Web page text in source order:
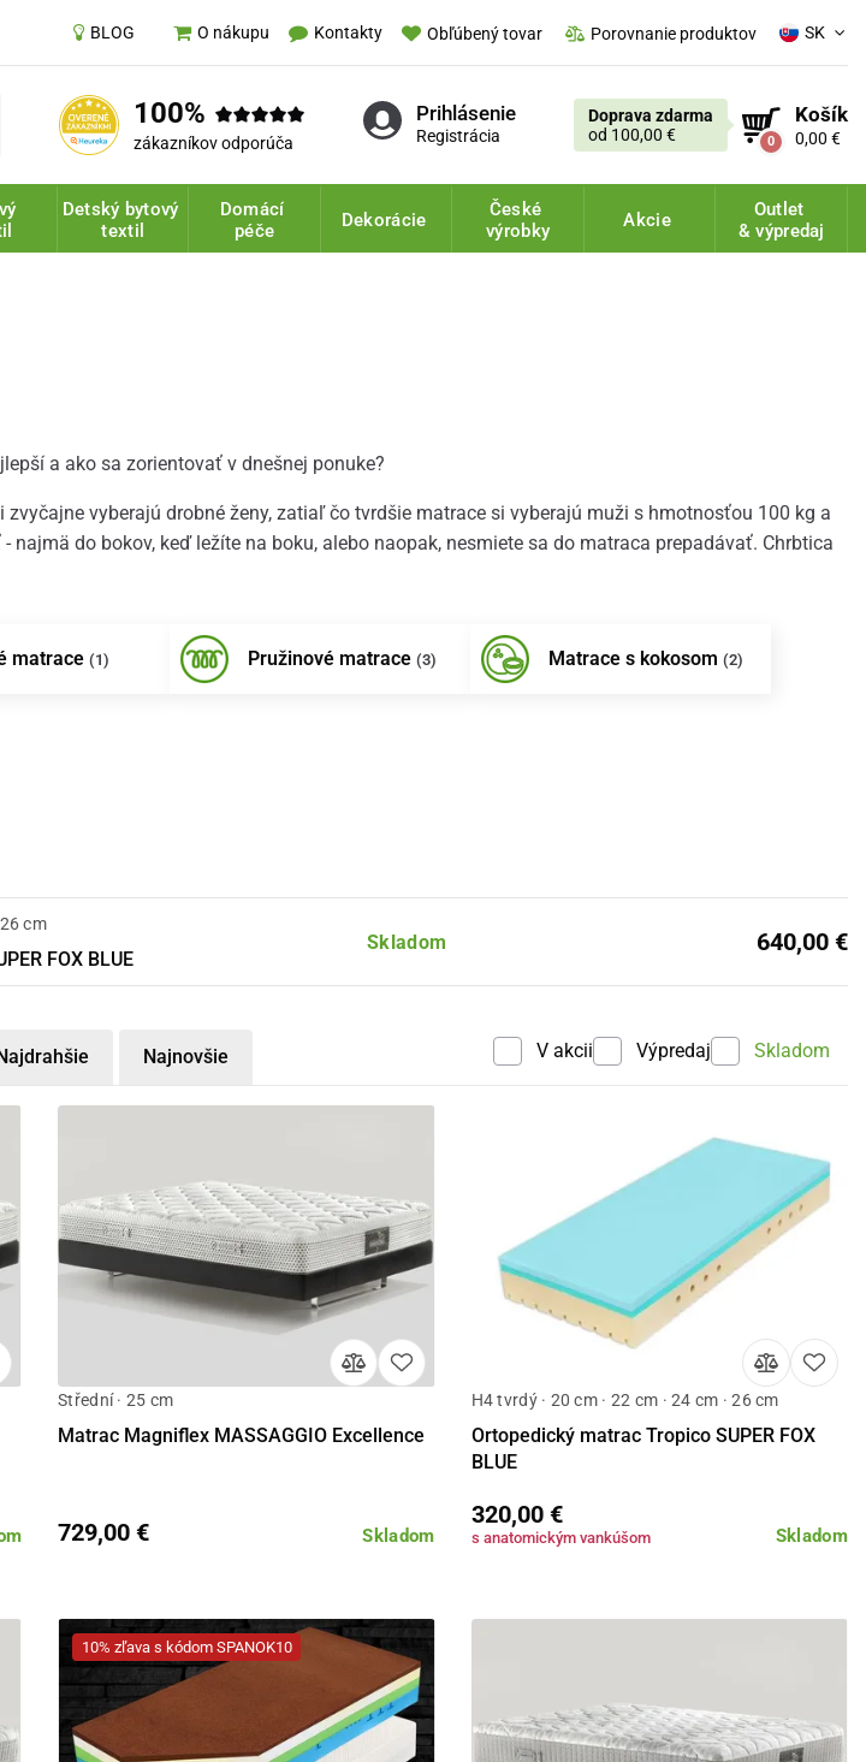
BLOG O nákupu Kontakty Obľúbený tovar Porovnanie produktov SK
100%
zákazníkov odporúča
Prihlásenie
Registrácia
Doprava zdarma
od 100,00 €
0
Košík
0,00 €
Detský bytový
textil
Domácí
péče
Dekorácie
České
výrobky
Akcie
Outlet
& výpredaj
a ako sa zorientovať v dnešnej ponuke?
vyberajú drobné ženy, zatiaľ čo tvrdšie matrace si vyberajú muži s hmotnosťou 100 kg a
do bokov, keď ležíte na boku, alebo naopak, nesmiete sa do matraca prepadávať. Chrbtica
matrace (1) Pružinové matrace (3) Matrace s kokosom (2)
cm
FOX BLUE
Skladom 640,00 €
Najnovšie V akcii Výpredaj Skladom
Střední · 25 cm
Matrac Magniflex MASSAGGIO Excellence
Skladom
729,00 €
H4 tvrdý · 20 cm · 22 cm · 24 cm · 26 cm
Ortopedický matrac Tropico SUPER FOX
BLUE
Skladom
320,00 €
s anatomickým vankúšom
10% zľava s kódom SPANOK10